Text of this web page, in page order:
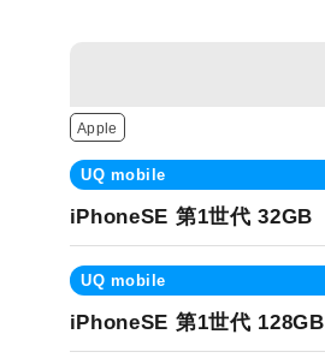
Apple
UQ mobile
iPhoneSE 第1世代 32GB
UQ mobile
iPhoneSE 第1世代 128GB